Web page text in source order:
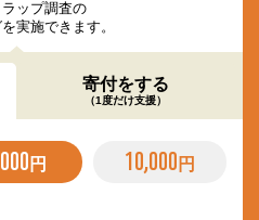
ップ調査の
実施できます。
寄付をする
（1度だけ支援）
円 10,000 円